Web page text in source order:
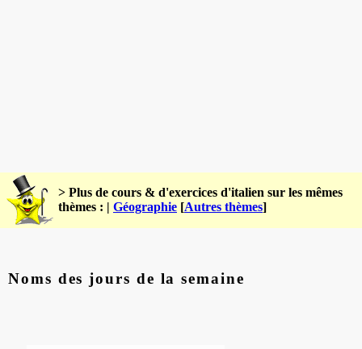
> Plus de cours & d'exercices d'italien sur les mêmes
thèmes : | Géographie [Autres thèmes]
Noms des jours de la semaine